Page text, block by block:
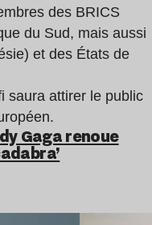
des BRICS
du Sud, mais aussi
et des États de
saura attirer le public
Gaga renoue